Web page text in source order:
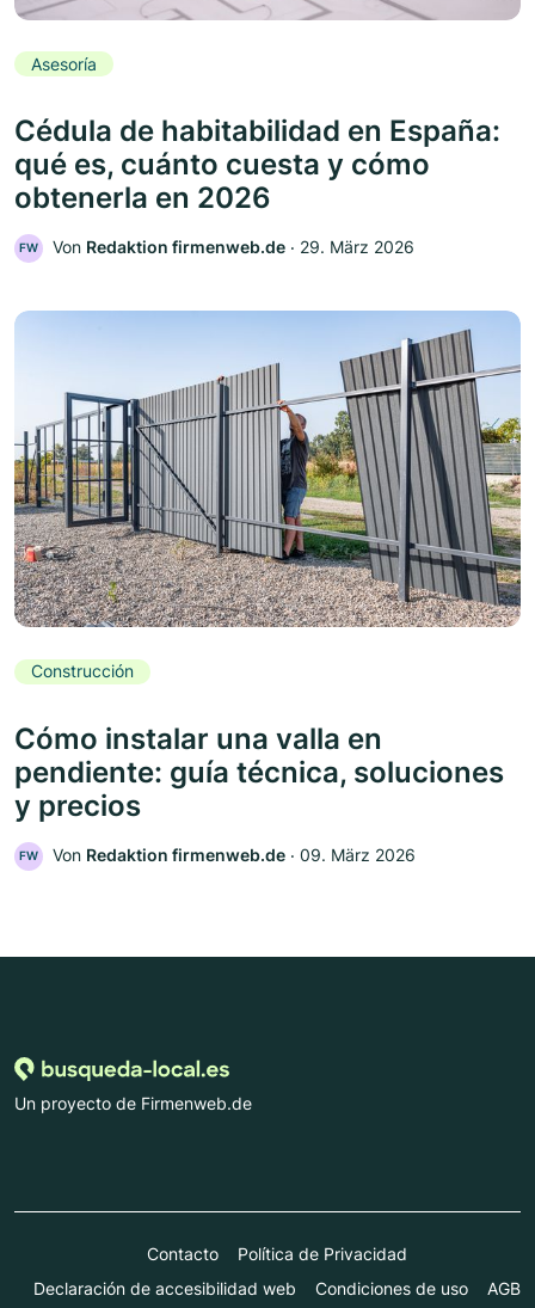
Asesoría
Cédula de habitabilidad en España:
qué es, cuánto cuesta y cómo
obtenerla en 2026
FW Von Redaktion firmenweb.de ‧ 29. März 2026
Construcción
Cómo instalar una valla en
pendiente: guía técnica, soluciones
y precios
FW Von Redaktion firmenweb.de ‧ 09. März 2026
Un proyecto de Firmenweb.de
Contacto
Política de Privacidad
Declaración de accesibilidad web
Condiciones de uso AGB